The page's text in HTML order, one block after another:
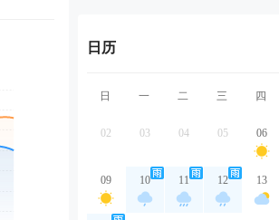
日历
日 一 二 三 四
02 03 04 05 06
09 10 11 12 13